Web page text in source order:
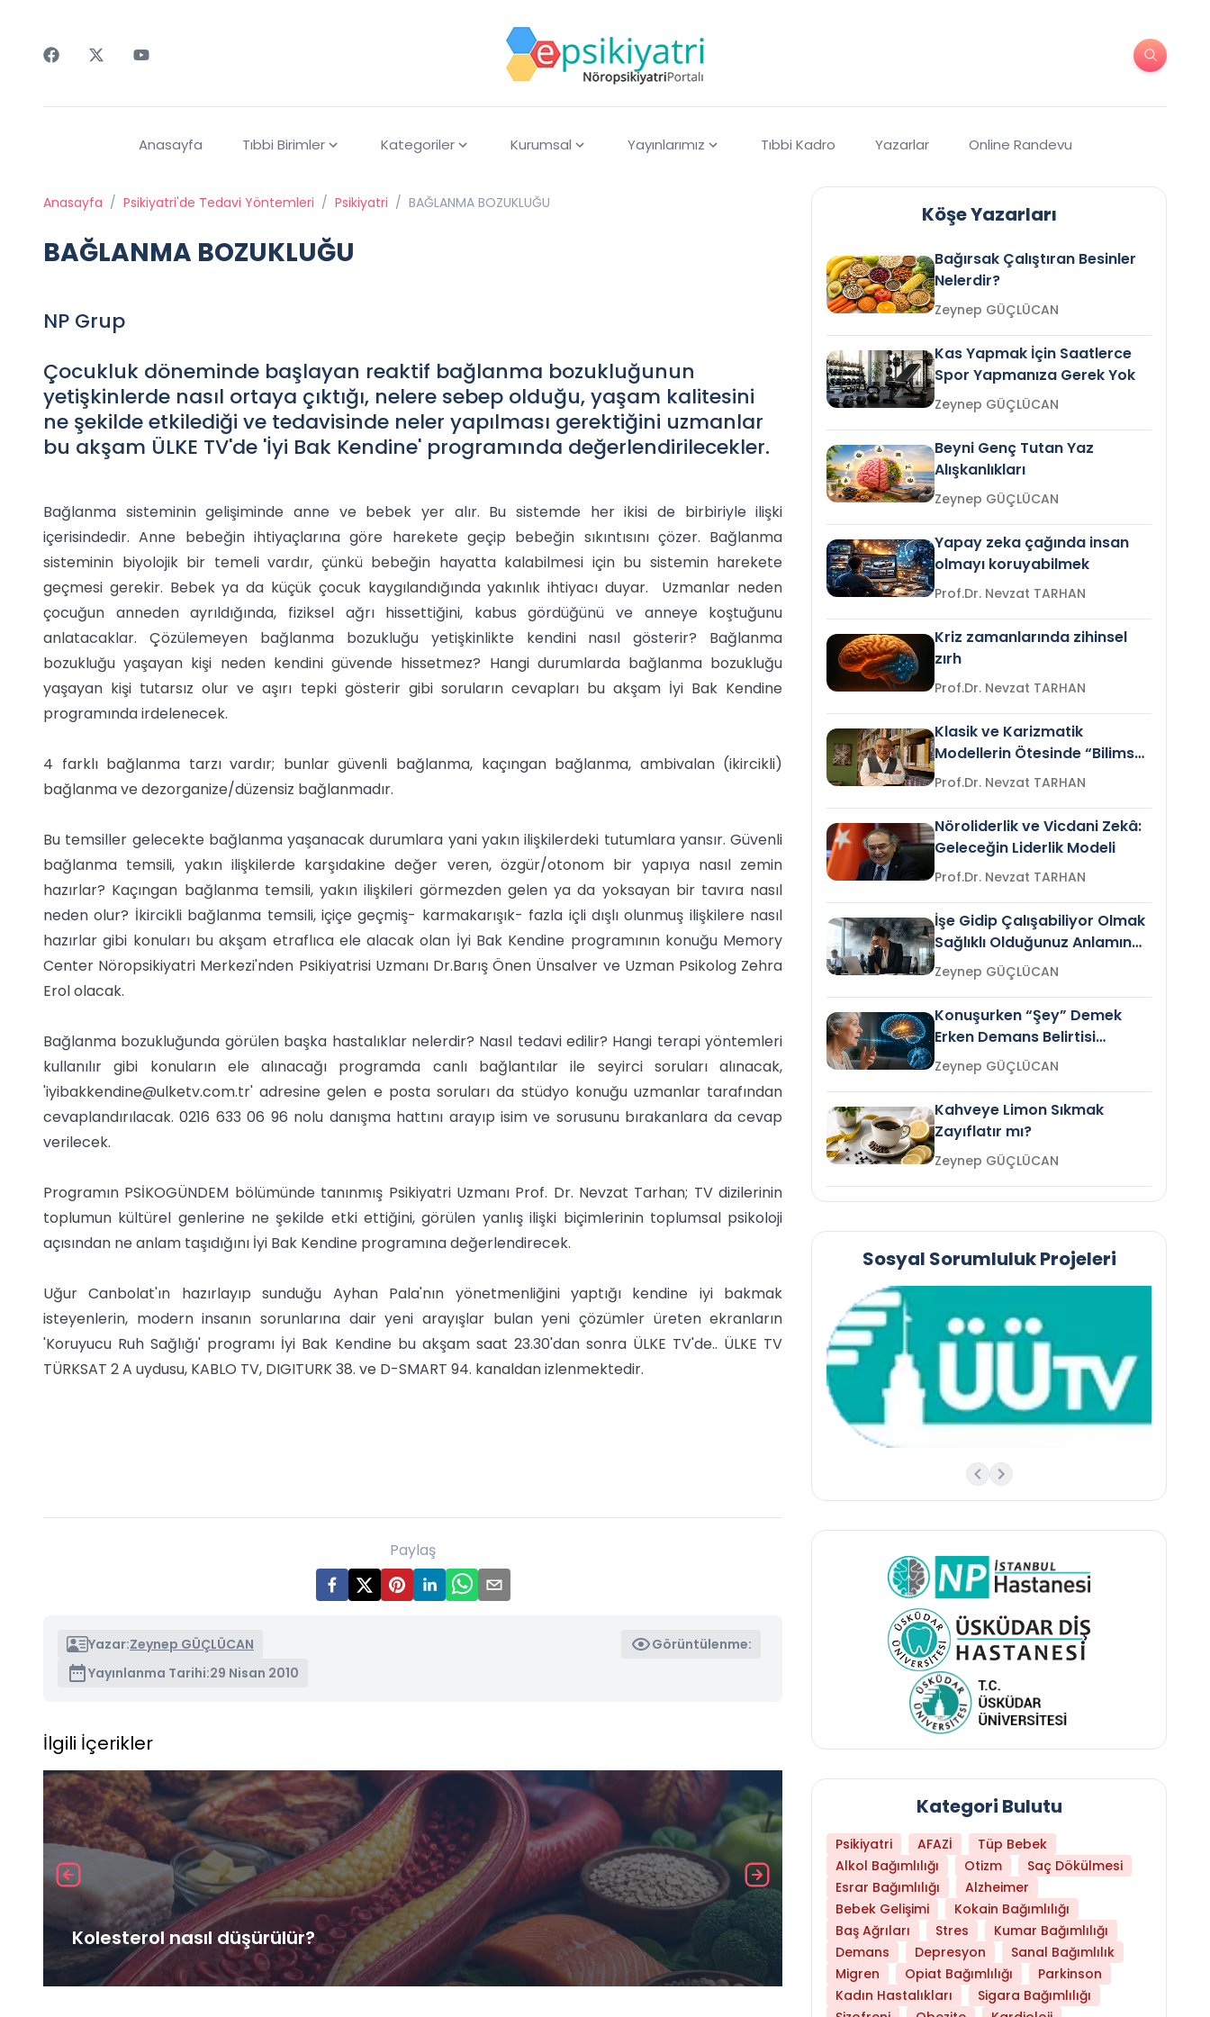
Anasayfa Tıbbi Birimler Kategoriler Kurumsal Yayınlarımız Tıbbi Kadro Yazarlar Online Randevu
Anasayfa / Psikiyatri'de Tedavi Yöntemleri / Psikiyatri / BAĞLANMA BOZUKLUĞU
BAĞLANMA BOZUKLUĞU
NP Grup
Çocukluk döneminde başlayan reaktif bağlanma bozukluğunun
yetişkinlerde nasıl ortaya çıktığı, nelere sebep olduğu, yaşam kalitesini
ne şekilde etkilediği ve tedavisinde neler yapılması gerektiğini uzmanlar
bu akşam ÜLKE TV'de 'İyi Bak Kendine' programında değerlendirilecekler.
Bağlanma sisteminin gelişiminde anne ve bebek yer alır. Bu sistemde her ikisi de birbiriyle ilişki
içerisindedir. Anne bebeğin ihtiyaçlarına göre harekete geçip bebeğin sıkıntısını çözer. Bağlanma
sisteminin biyolojik bir temeli vardır, çünkü bebeğin hayatta kalabilmesi için bu sistemin harekete
geçmesi gerekir. Bebek ya da küçük çocuk kaygılandığında yakınlık ihtiyacı duyar. Uzmanlar neden
çocuğun anneden ayrıldığında, fiziksel ağrı hissettiğini, kabus gördüğünü ve anneye koştuğunu
anlatacaklar. Çözülemeyen bağlanma bozukluğu yetişkinlikte kendini nasıl gösterir? Bağlanma
bozukluğu yaşayan kişi neden kendini güvende hissetmez? Hangi durumlarda bağlanma bozukluğu
yaşayan kişi tutarsız olur ve aşırı tepki gösterir gibi soruların cevapları bu akşam İyi Bak Kendine
programında irdelenecek.
4 farklı bağlanma tarzı vardır; bunlar güvenli bağlanma, kaçıngan bağlanma, ambivalan (ikircikli)
bağlanma ve dezorganize/düzensiz bağlanmadır.
Bu temsiller gelecekte bağlanma yaşanacak durumlara yani yakın ilişkilerdeki tutumlara yansır. Güvenli
bağlanma temsili, yakın ilişkilerde karşıdakine değer veren, özgür/otonom bir yapıya nasıl zemin
hazırlar? Kaçıngan bağlanma temsili, yakın ilişkileri görmezden gelen ya da yoksayan bir tavıra nasıl
neden olur? İkircikli bağlanma temsili, içiçe geçmiş- karmakarışık- fazla içli dışlı olunmuş ilişkilere nasıl
hazırlar gibi konuları bu akşam etraflıca ele alacak olan İyi Bak Kendine programının konuğu Memory
Center Nöropsikiyatri Merkezi'nden Psikiyatrisi Uzmanı Dr.Barış Önen Ünsalver ve Uzman Psikolog Zehra
Erol olacak.
Bağlanma bozukluğunda görülen başka hastalıklar nelerdir? Nasıl tedavi edilir? Hangi terapi yöntemleri
kullanılır gibi konuların ele alınacağı programda canlı bağlantılar ile seyirci soruları alınacak,
'iyibakkendine@ulketv.com.tr' adresine gelen e posta soruları da stüdyo konuğu uzmanlar tarafından
cevaplandırılacak. 0216 633 06 96 nolu danışma hattını arayıp isim ve sorusunu bırakanlara da cevap
verilecek.
Programın PSİKOGÜNDEM bölümünde tanınmış Psikiyatri Uzmanı Prof. Dr. Nevzat Tarhan; TV dizilerinin
toplumun kültürel genlerine ne şekilde etki ettiğini, görülen yanlış ilişki biçimlerinin toplumsal psikoloji
açısından ne anlam taşıdığını İyi Bak Kendine programına değerlendirecek.
Uğur Canbolat'ın hazırlayıp sunduğu Ayhan Pala'nın yönetmenliğini yaptığı kendine iyi bakmak
isteyenlerin, modern insanın sorunlarına dair yeni arayışlar bulan yeni çözümler üreten ekranların
'Koruyucu Ruh Sağlığı' programı İyi Bak Kendine bu akşam saat 23.30'dan sonra ÜLKE TV'de.. ÜLKE TV
TÜRKSAT 2 A uydusu, KABLO TV, DIGITURK 38. ve D-SMART 94. kanaldan izlenmektedir.
Paylaş
Yazar:Zeynep GÜÇLÜCAN
Görüntülenme:
Yayınlanma Tarihi:29 Nisan 2010
İlgili İçerikler
Kolesterol nasıl düşürülür? Daha Az Protein Tüketmek Yaşlanmayı
Köşe Yazarları
Bağırsak Çalıştıran Besinler
Nelerdir?
Zeynep GÜÇLÜCAN
Kas Yapmak İçin Saatlerce
Spor Yapmanıza Gerek Yok
Zeynep GÜÇLÜCAN
Beyni Genç Tutan Yaz
Alışkanlıkları
Zeynep GÜÇLÜCAN
Yapay zeka çağında insan
olmayı koruyabilmek
Prof.Dr. Nevzat TARHAN
Kriz zamanlarında zihinsel
zırh
Prof.Dr. Nevzat TARHAN
Klasik ve Karizmatik
Modellerin Ötesinde “Bilimsel
Liderlik”
Prof.Dr. Nevzat TARHAN
Nöroliderlik ve Vicdani Zekâ:
Geleceğin Liderlik Modeli
Prof.Dr. Nevzat TARHAN
İşe Gidip Çalışabiliyor Olmak
Sağlıklı Olduğunuz Anlamına
Gelir mi?Zeynep GÜÇLÜCAN
Konuşurken “Şey” Demek
Erken Demans Belirtisi
Olabilir mi?Zeynep GÜÇLÜCAN
Kahveye Limon Sıkmak
Zayıflatır mı?
Zeynep GÜÇLÜCAN
Sosyal Sorumluluk Projeleri
Kategori Bulutu
Psikiyatri AFAZİ
Tüp Bebek
Alkol Bağımlılığı
Otizm
Saç Dökülmesi
Esrar Bağımlılığı
Alzheimer
Bebek Gelişimi
Kokain Bağımlılığı
Baş Ağrıları
Stres
Kumar Bağımlılığı
Demans
Depresyon
Sanal Bağımlılık
Migren
Opiat Bağımlılığı
Parkinson
Kadın Hastalıkları
Sigara Bağımlılığı